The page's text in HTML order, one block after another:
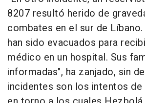
8207 resultó herido de
combates en el sur de
han sido evacuados para
médico en un hospital. Sus
informadas", ha zanjado, sin
incidentes son los intentos